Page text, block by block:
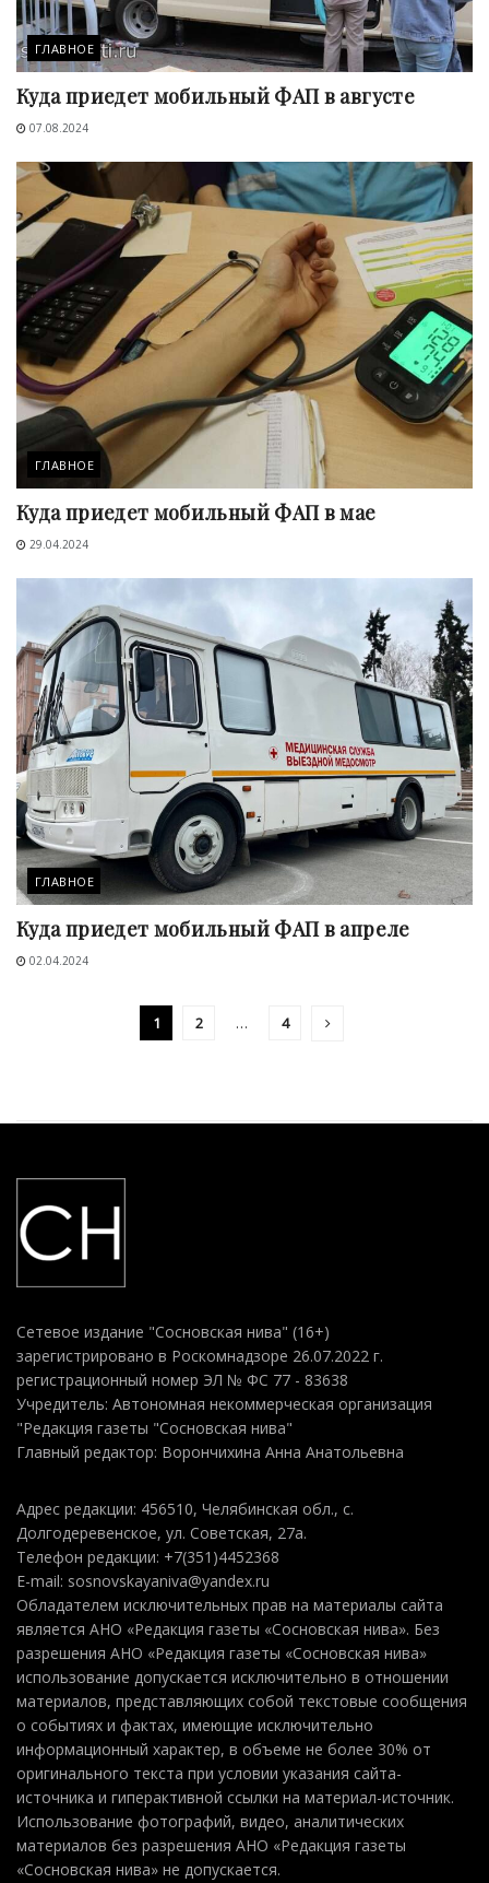
ГЛАВНОЕ
Куда приедет мобильный ФАП в августе
07.08.2024
ГЛАВНОЕ
Куда приедет мобильный ФАП в мае
29.04.2024
ГЛАВНОЕ
Куда приедет мобильный ФАП в апреле
02.04.2024
1 2 … 4
Сетевое издание "Сосновская нива" (16+)
зарегистрировано в Роскомнадзоре 26.07.2022 г.
регистрационный номер ЭЛ № ФС 77 - 83638
Учредитель: Автономная некоммерческая организация
"Редакция газеты "Сосновская нива"
Главный редактор: Ворончихина Анна Анатольевна
Адрес редакции: 456510, Челябинская обл., с.
Долгодеревенское, ул. Советская, 27а.
Телефон редакции: +7(351)4452368
E-mail: sosnovskayaniva@yandex.ru
Обладателем исключительных прав на материалы сайта
является АНО «Редакция газеты «Сосновская нива». Без
разрешения АНО «Редакция газеты «Сосновская нива»
использование допускается исключительно в отношении
материалов, представляющих собой текстовые сообщения
о событиях и фактах, имеющие исключительно
информационный характер, в объеме не более 30% от
оригинального текста при условии указания сайта-
источника и гиперактивной ссылки на материал-источник.
Использование фотографий, видео, аналитических
материалов без разрешения АНО «Редакция газеты
«Сосновская нива» не допускается.